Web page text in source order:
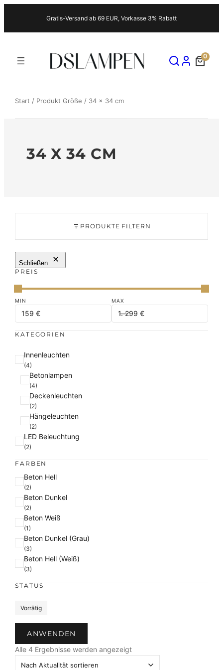
springen
Gratis-Versand ab 69 EUR, Vorkasse 3% Rabatt
0
Start / Produkt Größe / 34 x 34 cm
34 X 34 CM
PRODUKTE FILTERN
Schließen
PREIS
KATEGORIEN
K
a
Innenleuchten
(4)
Betonlampen
(4)
Deckenleuchten
(2)
Hängeleuchten
(2)
LED Beleuchtung
(2)
FARBEN
F
a
r
b
e
Beton Hell
(2)
Beton Dunkel
(2)
Beton Weiß
(1)
Beton Dunkel (Grau)
(3)
Beton Hell (Weiß)
(3)
STATUS
u
Vorrätig
ANWENDEN
Alle 4 Ergebnisse werden angezeigtN